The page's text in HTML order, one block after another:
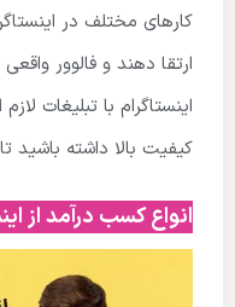
کارهای مختلف در
ارتقا دهند و فالوور
اینستاگرام با تبلیغات
کیفیت بالا داشته باشید
انواع کسب درآمد از